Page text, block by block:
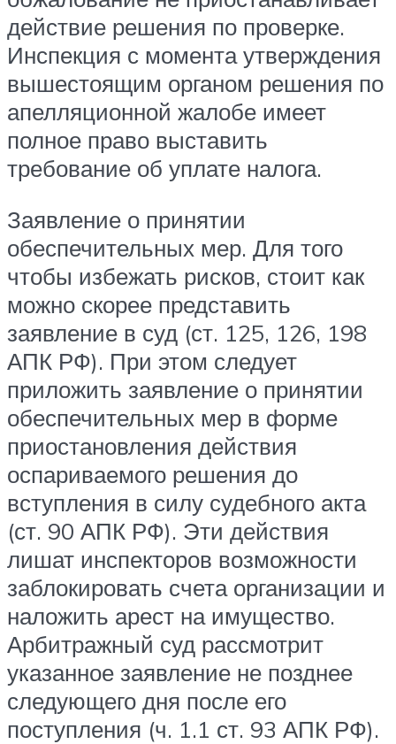
действие решения по проверке.
Инспекция с момента утверждения
вышестоящим органом решения по
апелляционной жалобе имеет
полное право выставить
требование об уплате налога.
Заявление о принятии
обеспечительных мер. Для того
чтобы избежать рисков, стоит как
можно скорее представить
заявление в суд (ст. 125, 126, 198
АПК РФ). При этом следует
приложить заявление о принятии
обеспечительных мер в форме
приостановления действия
оспариваемого решения до
вступления в силу судебного акта
(ст. 90 АПК РФ). Эти действия
лишат инспекторов возможности
заблокировать счета организации и
наложить арест на имущество.
Арбитражный суд рассмотрит
указанное заявление не позднее
следующего дня после его
поступления (ч. 1.1 ст. 93 АПК РФ).